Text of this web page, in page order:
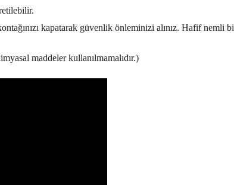
kapatarak güvenlik önleminizi alınız. Hafif
maddeler kullanılmamalıdır.)